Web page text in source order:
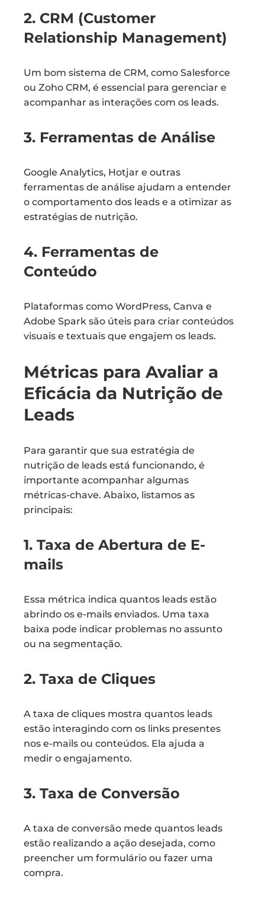
2. CRM (Customer
Relationship Management)
Um bom sistema de CRM, como Salesforce
ou Zoho CRM, é essencial para gerenciar e
acompanhar as interações com os leads.
3. Ferramentas de Análise
Google Analytics, Hotjar e outras
ferramentas de análise ajudam a entender
o comportamento dos leads e a otimizar as
estratégias de nutrição.
4. Ferramentas de
Conteúdo
Plataformas como WordPress, Canva e
Adobe Spark são úteis para criar conteúdos
visuais e textuais que engajem os leads.
Métricas para Avaliar a
Eficácia da Nutrição de
Leads
Para garantir que sua estratégia de
nutrição de leads está funcionando, é
importante acompanhar algumas
métricas-chave. Abaixo, listamos as
principais:
1. Taxa de Abertura de E-
mails
Essa métrica indica quantos leads estão
abrindo os e-mails enviados. Uma taxa
baixa pode indicar problemas no assunto
ou na segmentação.
2. Taxa de Cliques
A taxa de cliques mostra quantos leads
estão interagindo com os links presentes
nos e-mails ou conteúdos. Ela ajuda a
medir o engajamento.
3. Taxa de Conversão
A taxa de conversão mede quantos leads
estão realizando a ação desejada, como
preencher um formulário ou fazer uma
compra.